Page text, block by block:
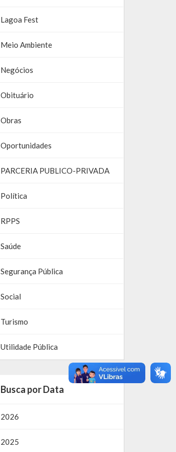
Lagoa Fest
Meio Ambiente
Negócios
Obituário
Obras
Oportunidades
PARCERIA PUBLICO-PRIVADA
Política
RPPS
Saúde
Segurança Pública
Social
Turismo
Utilidade Pública
Busca por Data
2026
2025